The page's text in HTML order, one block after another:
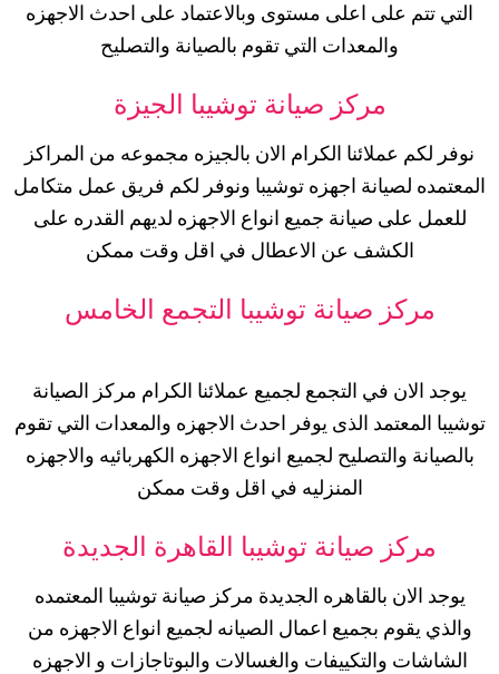
التي تتم على اعلى مستوى وبالاعتماد على احدث الاجهزه
والمعدات التي تقوم بالصيانة والتصليح
مركز صيانة توشيبا الجيزة
نوفر لكم عملائنا الكرام الان بالجيزه مجموعه من المراكز
المعتمده لصيانة اجهزه توشيبا ونوفر لكم فريق عمل متكامل
للعمل على صيانة جميع انواع الاجهزه لديهم القدره على
الكشف عن الاعطال في اقل وقت ممكن
مركز صيانة توشيبا التجمع الخامس
يوجد الان في التجمع لجميع عملائنا الكرام مركز الصيانة
توشيبا المعتمد الذى يوفر احدث الاجهزه والمعدات التي تقوم
بالصيانة والتصليح لجميع انواع الاجهزه الكهربائيه والاجهزه
المنزليه في اقل وقت ممكن
مركز صيانة توشيبا القاهرة الجديدة
يوجد الان بالقاهره الجديدة مركز صيانة توشيبا المعتمده
والذي يقوم بجميع اعمال الصيانه لجميع انواع الاجهزه من
الشاشات والتكييفات والغسالات والبوتاجازات و الاجهزه